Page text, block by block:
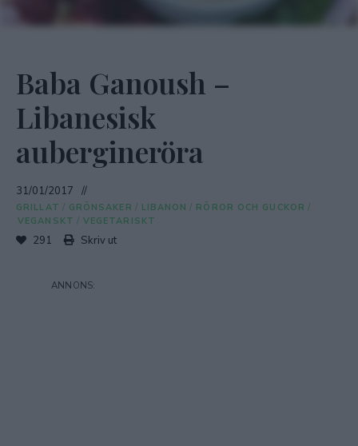
Baba Ganoush –
Libanesisk
aubergineröra
31/01/2017
GRILLAT / GRÖNSAKER / LIBANON / RÖROR OCH GUCKOR /
VEGANSKT / VEGETARISKT
291 Skriv ut